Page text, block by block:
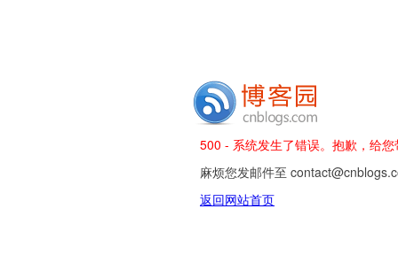
500 - 系统发生了错误。抱歉，给
麻烦您发邮件至
返回网站首页